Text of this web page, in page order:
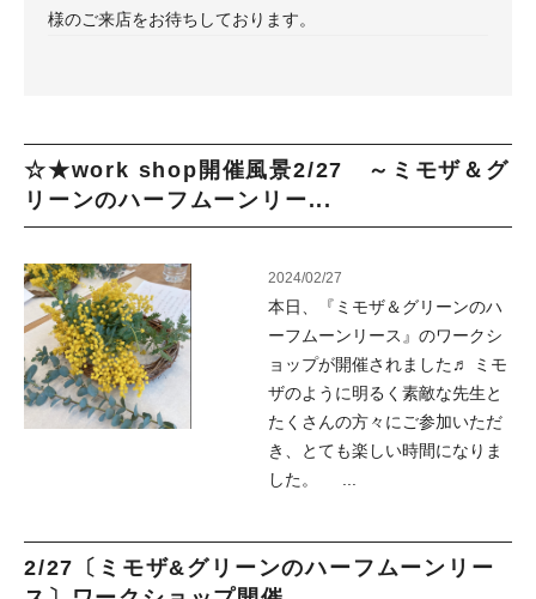
様のご来店をお待ちしております。
☆★work shop開催風景2/27 ～ミモザ＆グ
リーンのハーフムーンリー...
2024/02/27
本日、『ミモザ＆グリーンのハ
ーフムーンリース』のワークシ
ョップが開催されました♬ ミモ
ザのように明るく素敵な先生と
たくさんの方々にご参加いただ
き、とても楽しい時間になりま
した。 ...
2/27〔ミモザ&グリーンのハーフムーンリー